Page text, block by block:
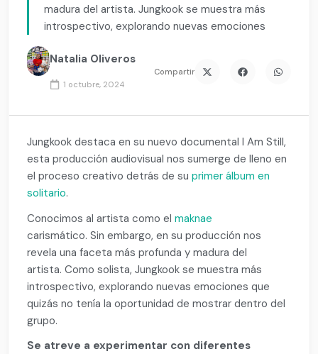
madura del artista. Jungkook se muestra más
introspectivo, explorando nuevas emociones
Natalia Oliveros
1 octubre, 2024
Compartir
Jungkook destaca en su nuevo documental I Am Still,
esta producción audiovisual nos sumerge de lleno en
el proceso creativo detrás de suprimer álbum en
solitario.
Conocimos al artista como elmaknae
carismático. Sin embargo, en su producción nos
revela una faceta más profunda y madura del
artista. Como solista, Jungkook se muestra más
introspectivo, explorando nuevas emociones que
quizás no tenía la oportunidad de mostrar dentro del
grupo.
Se atreve a experimentar con diferentes